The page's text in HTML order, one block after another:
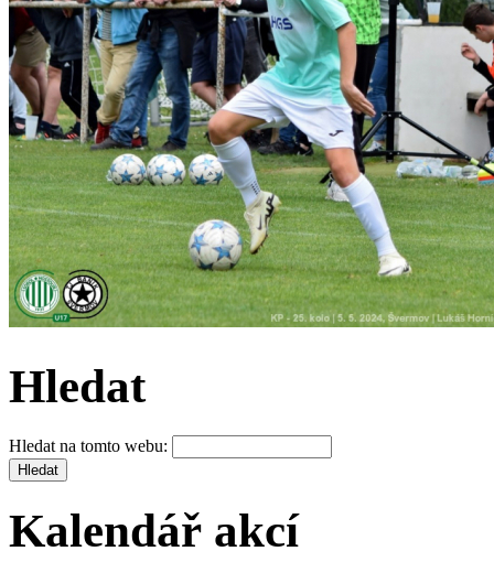
Hledat
Hledat na tomto webu:
Kalendář akcí